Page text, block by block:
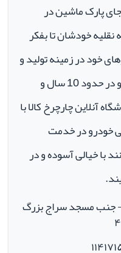
پارک ماشین در
نقلیه خودشان تا بفکر
خود در زمینه تولید و
فروش لوازم جانبی و اسپرت خودرو در حدود 10 سال و
آنلاین چارچرخ کالا با
خودرو در خدمت
با خیالی آسوده و در
- جنب مسجد سراج بزرگ